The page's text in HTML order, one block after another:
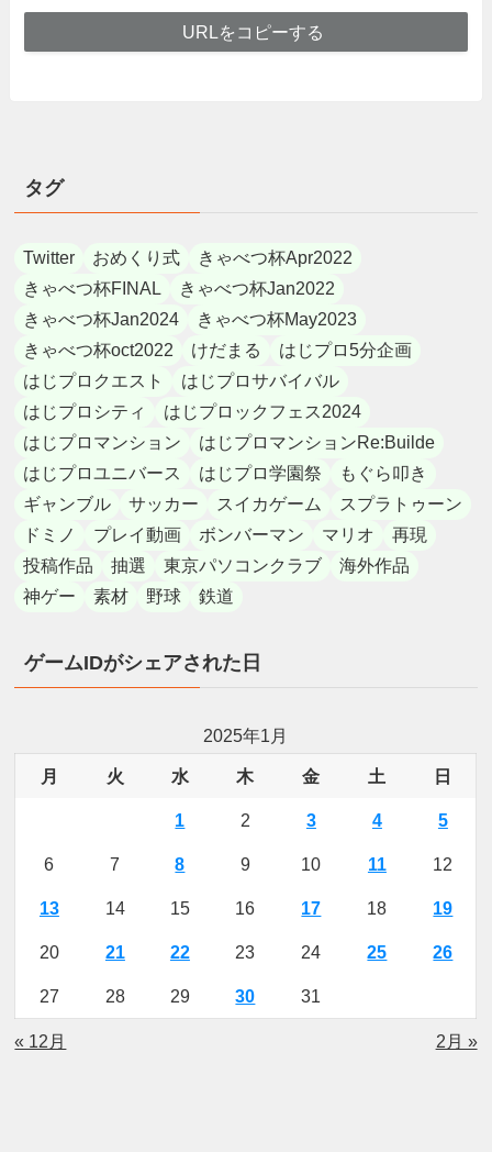
URLをコピーする
タグ
Twitter おめくり式
きゃべつ杯Apr2022
きゃべつ杯FINAL
きゃべつ杯Jan2022
きゃべつ杯Jan2024
きゃべつ杯May2023
きゃべつ杯oct2022
けだまる
はじプロ5分企画
はじプロクエスト
はじプロサバイバル
はじプロシティ
はじプロックフェス2024
はじプロマンション
はじプロマンションRe:Builde
はじプロユニバース
はじプロ学園祭
もぐら叩き
ギャンブル
サッカー スイカゲーム
スプラトゥーン
ドミノ
プレイ動画 ボンバーマン マリオ
再現
投稿作品
抽選 東京パソコンクラブ
海外作品
神ゲー
素材 野球 鉄道
ゲームIDがシェアされた日
2025年1月
月 火 水 木 金 土 日
1 2 3 4 5
6 7 8 9 10 11 12
13 14 15 16 17 18 19
20 21 22 23 24 25 26
27 28 29 30 31
« 12月 2月 »